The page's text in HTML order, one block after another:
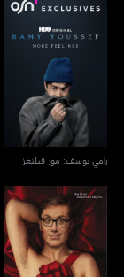
رامي يوسف: مور فيلنغز
رامي يوسف: مور فيلنغز
هلو ليديز: ذا موفي